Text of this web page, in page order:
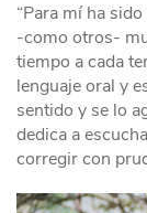
“Para mí ha
-como otros-
tiempo a cada
lenguaje oral y
sentido y se lo
dedica a
corregir con